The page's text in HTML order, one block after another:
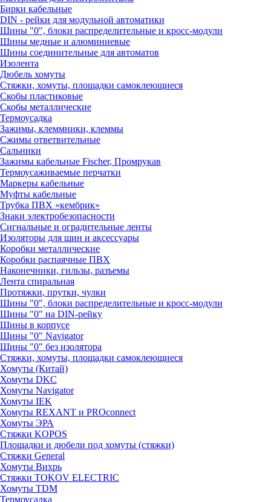
Бирки кабельные
DIN - рейки для модульной автоматики
Шины "0", блоки распределительные и кросс-модули
Шины медные и алюминиевые
Шины соединительные для автоматов
Изолента
Дюбель хомуты
Стяжки, хомуты, площадки самоклеющиеся
Скобы пластиковые
Скобы металлические
Термоусадка
Зажимы, клеммники, клеммы
Сжимы ответвительные
Сальники
Зажимы кабельные Fischer, Промрукав
Термоусаживаемые перчатки
Маркеры кабельные
Муфты кабельные
Трубка ПВХ «кембрик»
Знаки электробезопасности
Сигнальные и оградительные ленты
Изоляторы для шин и аксессуары
Коробки металлические
Коробки распаячные ПВХ
Наконечники, гильзы, разъемы
Лента спиральная
Протяжки, прутки, чулки
Шины "0", блоки распределительные и кросс-модули
Шины "0" на DIN-рейку
Шины в корпусе
Шины "0" Navigator
Шины "0" без изолятора
Стяжки, хомуты, площадки самоклеющиеся
Хомуты (Китай)
Хомуты DKC
Хомуты Navigator
Хомуты IEK
Хомуты REXANT и PROconnect
Хомуты ЭРА
Стяжки KOPOS
Площадки и дюбели под хомуты (стяжки)
Стяжки General
Хомуты Вихрь
Стяжки TOKOV ELECTRIC
Хомуты TDM
Термоусадка